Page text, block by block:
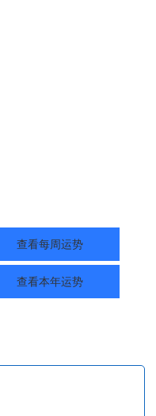
查看每周运势
查看本年运势